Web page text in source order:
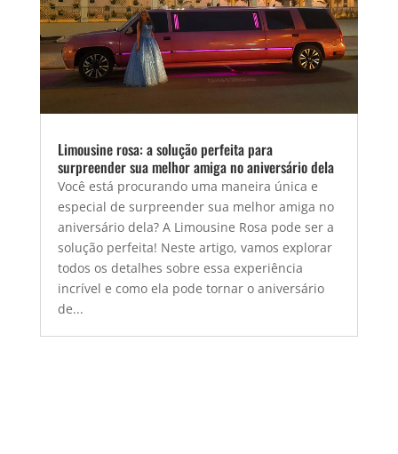
Limousine rosa: a solução perfeita para
surpreender sua melhor amiga no aniversário dela
Você está procurando uma maneira única e
especial de surpreender sua melhor amiga no
aniversário dela? A Limousine Rosa pode ser a
solução perfeita! Neste artigo, vamos explorar
todos os detalhes sobre essa experiência
incrível e como ela pode tornar o aniversário
de...